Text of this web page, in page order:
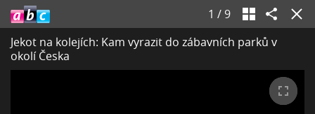
1 / 9
Jekot na kolejích: Kam vyrazit do zábavních parků v
okolí Česka